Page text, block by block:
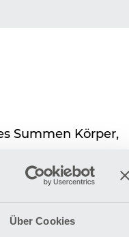
Über Cookies
Summen Körper,